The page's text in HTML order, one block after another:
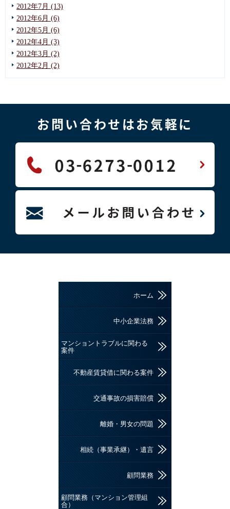
2012年7月 (13)
2012年6月 (6)
2012年5月 (6)
2012年4月 (3)
2012年3月 (2)
2012年2月 (2)
お問い合わせはお気軽に
ホーム
中小企業法務
マンショントラブルに関わる
案件
不動産賃貸借に関わる案件
交通事故の損害賠償
離婚・男女の問題
相続（事業承継）・遺言
顧問業務
顧問業務（マンション管理組
合）